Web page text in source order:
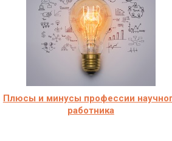
Плюсы и минусы профессии
работника